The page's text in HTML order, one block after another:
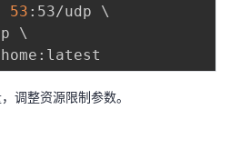
53 :53/udp \
\
调整资源限制参数。